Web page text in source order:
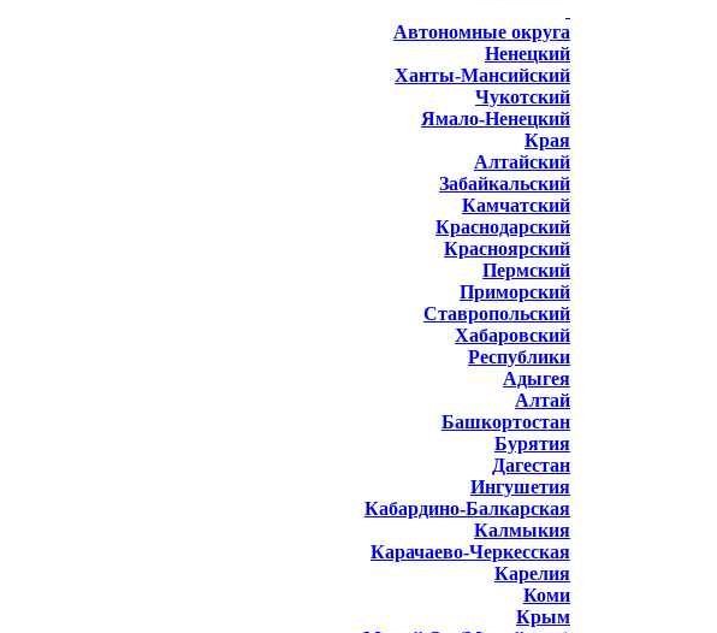
Автономные округа
Ненецкий
Ханты-Мансийский
Чукотский
Ямало-Ненецкий
Края
Алтайский
Забайкальский
Камчатский
Краснодарский
Красноярский
Пермский
Приморский
Ставропольский
Хабаровский
Республики
Адыгея
Алтай
Башкортостан
Бурятия
Дагестан
Ингушетия
Кабардино-Балкарская
Калмыкия
Карачаево-Черкесская
Карелия
Коми
Крым